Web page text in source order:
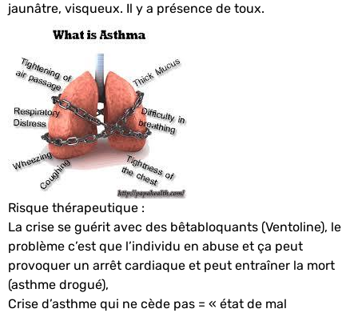
jaunâtre, visqueux. Il y a présence de toux.
Risque thérapeutique :
La crise se guérit avec des bêtabloquants (Ventoline), le
problème c’est que l’individu en abuse et ça peut
provoquer un arrêt cardiaque et peut entraîner la mort
(asthme drogué),
Crise d’asthme qui ne cède pas = « état de mal